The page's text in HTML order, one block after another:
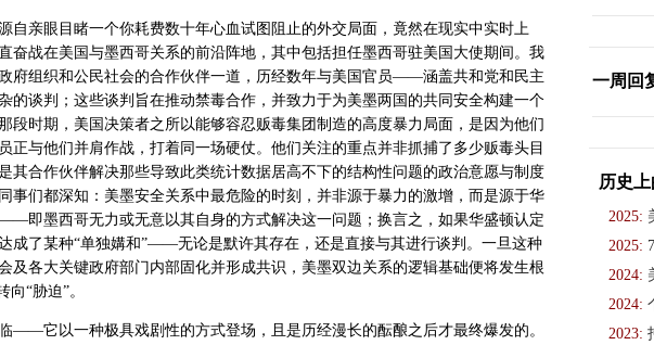
自亲眼目睹一个你耗费数十年心血试图阻止的外交局面，竟然在现实中实时上
奋战在美国与墨西哥关系的前沿阵地，其中包括担任墨西哥驻美国大使期间。我
府组织和公民社会的合作伙伴一道，历经数年与美国官员——涵盖共和党和民主
谈判；这些谈判旨在推动禁毒合作，并致力于为美墨两国的共同安全构建一个
段时期，美国决策者之所以能够容忍贩毒集团制造的高度暴力局面，是因为他们
正与他们并肩作战，打着同一场硬仗。他们关注的重点并非抓捕了多少贩毒头目
其合作伙伴解决那些导致此类统计数据居高不下的结构性问题的政治意愿与制度
事们都深知：美墨安全关系中最危险的时刻，并非源于暴力的激增，而是源于华
即墨西哥无力或无意以其自身的方式解决这一问题；换言之，如果华盛顿认定
成了某种“单独媾和”——无论是默许其存在，还是直接与其进行谈判。一旦这种
及各大关键政府部门内部固化并形成共识，美墨双边关系的逻辑基础便将发生根
“胁迫”。
——它以一种极具戏剧性的方式登场，且是历经漫长的酝酿之后才最终爆发的。
一周回
历史
2025:
2025:
2024:
2024:
2023: